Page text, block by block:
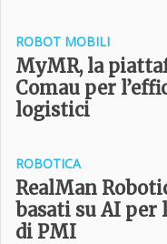
ROBOT MOBILI
MyMR, la
Comau per
logistici
ROBOTICA
RealMan
basati su AI per
di PMI